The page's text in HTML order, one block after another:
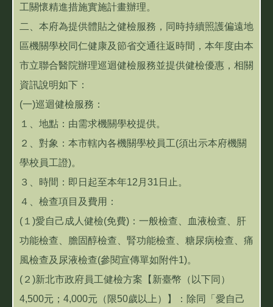
工關懷精進措施實施計畫辦理。
二、本府為提供體貼之健檢服務，同時持續照護偏遠地
區機關學校同仁健康及節省交通往返時間，本年度由本
市立聯合醫院辦理巡迴健檢服務並提供健檢優惠，相關
資訊說明如下：
(一)巡迴健檢服務：
１、地點：由需求機關學校提供。
２、對象：本市轄內各機關學校員工(須出示本府機關
學校員工證)。
３、時間：即日起至本年12月31日止。
４、檢查項目及費用：
(１)愛自己成人健檢(免費)：一般檢查、血液檢查、肝
功能檢查、膽固醇檢查、腎功能檢查、糖尿病檢查、痛
風檢查及尿液檢查(參閱宣傳單如附件1)。
(２)新北市政府員工健檢方案【新臺幣（以下同）
4,500元；4,000元（限50歲以上）】：除同「愛自己